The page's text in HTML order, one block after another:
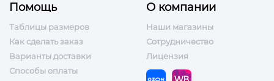
Помощь
Таблицы размеров
Как сделать заказ
Варианты доставки
Способы оплаты
О компании
Наши магазины
Сотрудничество
Лицензия